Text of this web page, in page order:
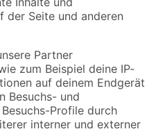
Versandarten